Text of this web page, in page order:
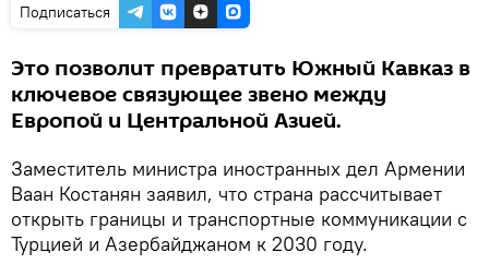
Подписаться
Это позволит превратить Южный Кавказ в
ключевое связующее звено между
Европой и Центральной Азией.
Заместитель министра иностранных дел Армении
Ваан Костанян заявил, что страна рассчитывает
открыть границы и транспортные коммуникации с
Турцией и Азербайджаном к 2030 году.